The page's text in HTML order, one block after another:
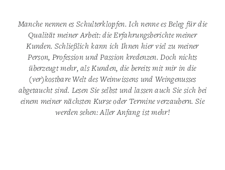
Manche nennen es Schulterklopfen. Ich nenne es Beleg für die
Qualität meiner Arbeit: die Erfahrungsberichte meiner
Kunden. Schließlich kann ich Ihnen hier viel zu meiner
Person, Profession und Passion kredenzen. Doch nichts
überzeugt mehr, als Kunden, die bereits mit mir in die
(ver)kostbare Welt des Weinwissens und Weingenusses
abgetaucht sind. Lesen Sie selbst und lassen auch Sie sich bei
einem meiner nächsten Kurse oder Termine verzaubern. Sie
werden sehen: Aller Anfang ist mehr!